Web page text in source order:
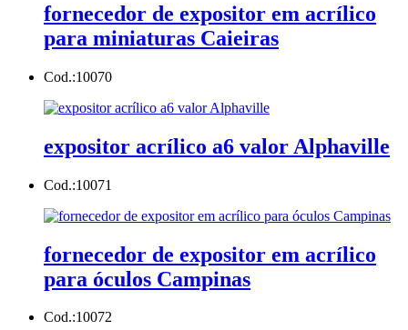
fornecedor de expositor em acrílico
para miniaturas Caieiras
Cod.:10070
expositor acrílico a6 valor Alphaville
Cod.:10071
fornecedor de expositor em acrílico
para óculos Campinas
Cod.:10072